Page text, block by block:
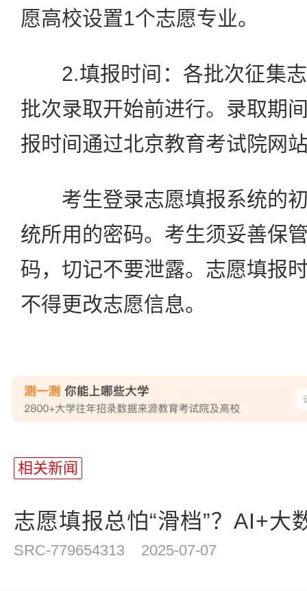
愿高校设置1个志愿专业。
2.填报时间：各批次征集志
批次录取开始前进行。录取期
报时间通过北京教育考试院网
考生登录志愿填报系统的初
统所用的密码。考生须妥善保
码，切记不要泄露。志愿填报
不得更改志愿信息。
相关新闻
志愿填报总怕“滑档”？AI+大
SRC-779654313 2025-07-07